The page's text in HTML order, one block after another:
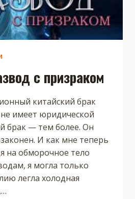
с призраком
китайский брак
имеет юридической
брак — тем более. Он
И как мне теперь
на обморочное тело
я могла только
легла холодная